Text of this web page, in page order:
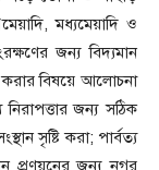
মধ্যমেয়াদি ও
জন্য বিদ্যমান
করার বিষয়ে আলোচনা
জন্য সঠিক
সৃষ্টি করা; পার্বত্য
প্রণয়নের জন্য নগর